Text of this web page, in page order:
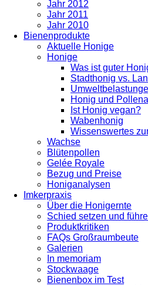
Jahr 2012
Jahr 2011
Jahr 2010
Bienenprodukte
Aktuelle Honige
Honige
Was ist guter
Stadthonig vs.
Honig und
Ist Honig vegan?
Wabenhonig
Wissenswertes
Wachse
Blütenpollen
Gelée Royale
Bezug und Preise
Honiganalysen
Imkerpraxis
Über die Honigernte
Schied setzen und
Produktkritiken
FAQs Großraumbeute
Galerien
In memoriam
Stockwaage
Bienenbox im Test